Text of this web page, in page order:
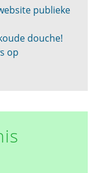
publieke
douche!
op